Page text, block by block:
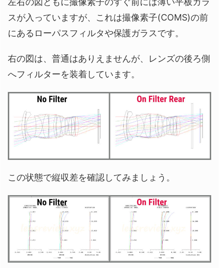
スが入っていますが、これは撮像素子(COMS)の前
にあるローパスフィルタや保護ガラスです。
右の図は、普通はありえませんが、レンズの後ろ側
へフィルターを装着しています。
この状態で縦収差を確認してみましょう。